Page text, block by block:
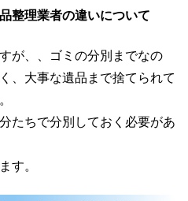
整理業者の違いについて
が、、ゴミの分別までなの
、大事な遺品まで捨てられて
たちで分別しておく必要があ
す。